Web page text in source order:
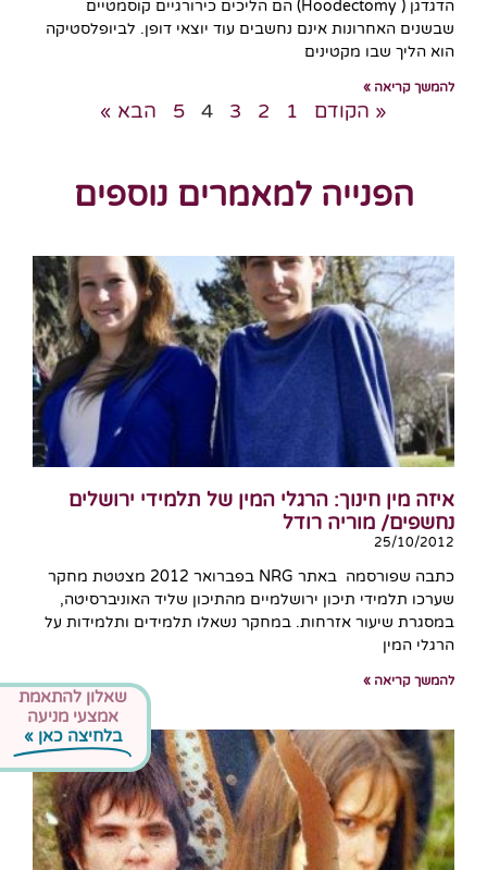
הדגדגן ( Hoodectomy) הם הליכים כירורגיים קוסמטיים
שבשנים האחרונות אינם נחשבים עוד יוצאי דופן. לביופלסטיקה
הוא הליך שבו מקטינים
להמשך קריאה »
« הקודם 1
2
3
4
5 הבא »
הפנייה למאמרים נוספים
איזה מין חינוך: הרגלי המין של תלמידי ירושלים
נחשפים/ מוריה רודל
25/10/2012
כתבה שפורסמה באתר NRG בפברואר 2012 מצטטת מחקר
שערכו תלמידי תיכון ירושלמיים מהתיכון שליד האוניברסיטה,
במסגרת שיעור אזרחות. במחקר נשאלו תלמידים ותלמידות על
הרגלי המין
להמשך קריאה »
שאלון להתאמת
אמצעי מניעה
בלחיצה כאן »